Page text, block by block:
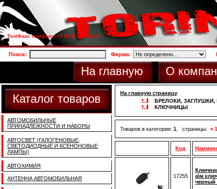
Тел/Факс тел/факс: +7 (925) 733-66-27
Поиск: Фирма:
На главную О
Каталог товаров
АВТОМОБИЛЬНЫЕ
ПРИНАДЛЕЖНОСТИ И НАБОРЫ
АВТОСВЕТ (ГАЛОГЕНОВЫЕ,
СВЕТОДИОДНЫЕ И КСЕНОНОВЫЕ
ЛАМПЫ)
АВТОХИМИЯ
АНТЕННА АВТОМОБИЛЬНАЯ
На главную страницу
БРЕЛОКИ,
КЛЮЧНИЦЫ
Товаров в категории: 1 , страницы: »
Код
17255
а\м
черный